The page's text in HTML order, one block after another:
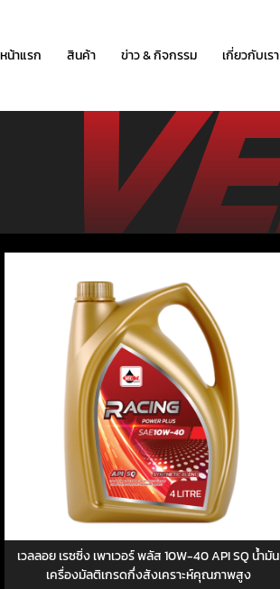
หน้าแรก สินค้า ข่าว & กิจกรรม เกี่ยวกับเรา
เวลลอย เรซซิ่ง เพาเวอร์ พลัส 10W-40 API SQ น้ำมัน
เครื่องมัลติเกรดกึ่งสังเคราะห์คุณภาพสูง